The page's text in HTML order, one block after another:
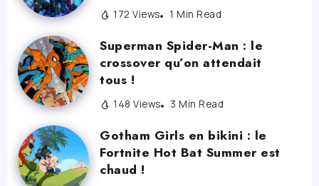
172 Views 1 Min Read
Superman Spider-Man : le
crossover qu’on attendait
tous !
148 Views 3 Min Read
Gotham Girls en bikini : le
Fortnite Hot Bat Summer est
chaud !